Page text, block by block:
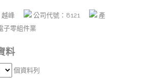
越峰 公司代號：8121
產
子零組件業
料
個資料列